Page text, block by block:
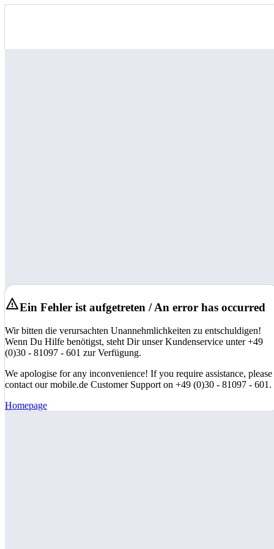
Ein Fehler ist aufgetreten / An error has occurred
Wir bitten die verursachten Unannehmlichkeiten zu entschuldigen!
Wenn Du Hilfe benötigst, steht Dir unser Kundenservice unter +49
(0)30 - 81097 - 601 zur Verfügung.
We apologise for any inconvenience! If you require assistance, please
contact our mobile.de Customer Support on +49 (0)30 - 81097 - 601.
Homepage